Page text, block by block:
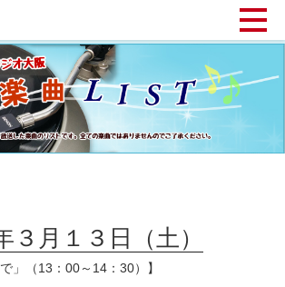
３月１３日（土）
」（13：00～14：30）】